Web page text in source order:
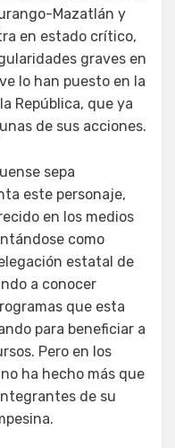
Mazatlán y
en estado crítico,
graves en
lo han puesto en la
República, que ya
de sus acciones.
sepa
este personaje,
en los medios
como
estatal de
a conocer
que esta
para beneficiar a
Pero en los
ha hecho más que
de su